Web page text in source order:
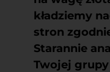
kładziemy
stron
Starannie
Twojej